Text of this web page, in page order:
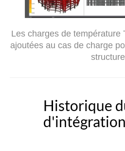
Les charges de température
ajoutées au cas de charge
Historique